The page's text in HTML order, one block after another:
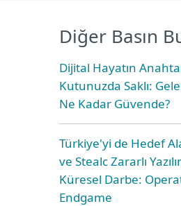
Diğer Basın
Dijital Hayatın
Kutunuzda Saklı:
Ne Kadar Güvende?
Türkiye'yi de Hedef
ve Stealc Zararlı
Küresel Darbe:
Endgame